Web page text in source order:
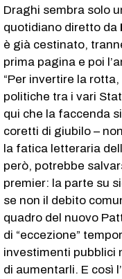
Draghi sembra solo
quotidiano diretto da
è già cestinato,
prima pagina e poi
“Per invertire la
politiche tra i vari
qui che la faccenda
coretti di giubilo –
la fatica letteraria
però, potrebbe
premier: la parte su
se non il debito
quadro del nuovo
di “eccezione”
investimenti pubblici
di aumentarli. E così